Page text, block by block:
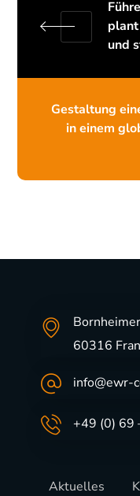
und
Gestaltung
in einem
60316
info@ewr-
+49 (0) 69
Aktuelles